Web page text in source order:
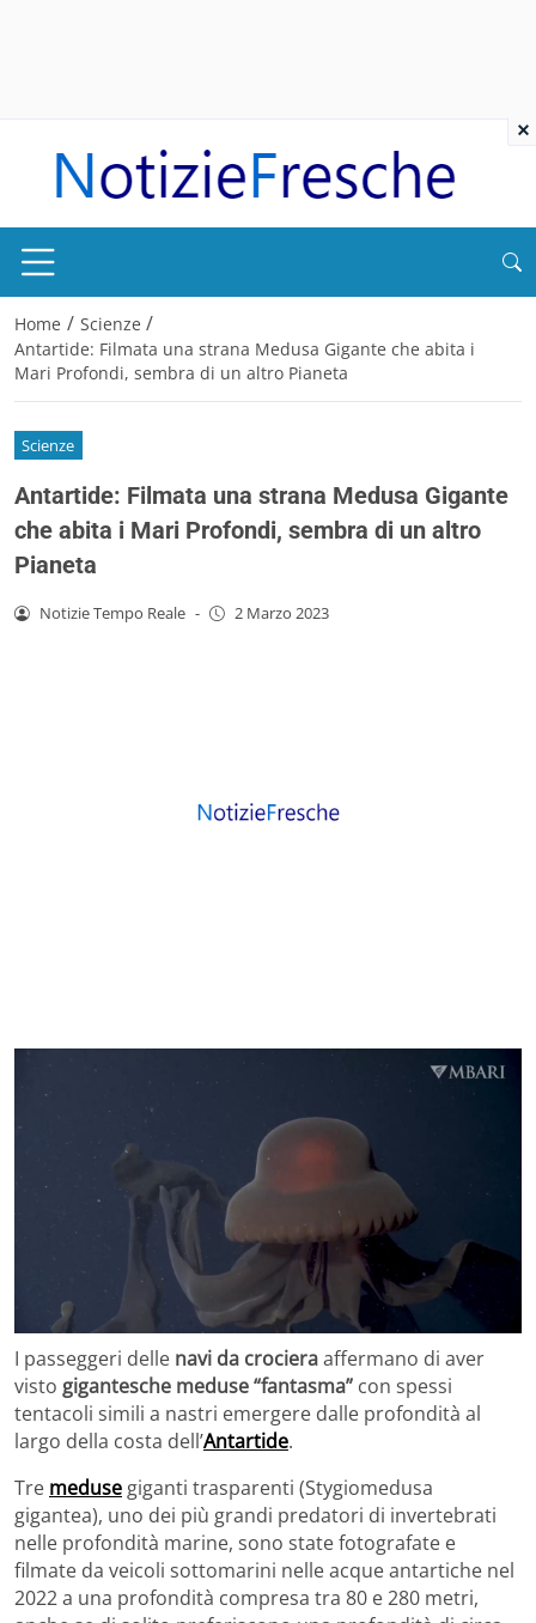
Home / Scienze /
Antartide: Filmata una strana Medusa Gigante che abita i
Mari Profondi, sembra di un altro Pianeta
Scienze
Antartide: Filmata una strana Medusa Gigante
che abita i Mari Profondi, sembra di un altro
Pianeta
Notizie Tempo Reale - 2 Marzo 2023
I passeggeri delle navi da crocieraaffermano di aver
visto gigantesche meduse “fantasma” con spessi
tentacoli simili a nastri emergere dalle profondità al
largo della costa dell’Antartide.
Tre meduse giganti trasparenti (Stygiomedusa
gigantea), uno dei più grandi predatori di invertebrati
nelle profondità marine, sono state fotografate e
filmate da veicoli sottomarini nelle acque antartiche nel
2022 a una profondità compresa tra 80 e 280 metri,
×